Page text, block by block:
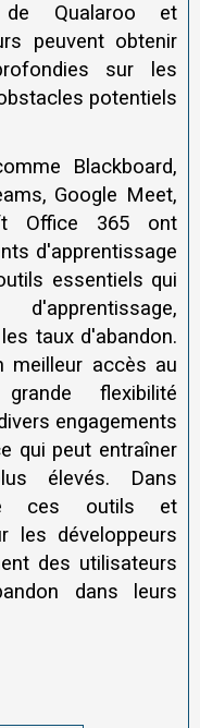
Qualaroo et
peuvent obtenir
sur les
potentiels
Blackboard,
Google Meet,
Office 365 ont
d'apprentissage
essentiels qui
taux d'abandon.
meilleur accès au
flexibilité
engagements
qui peut entraîner
élevés. Dans
ces outils et
les développeurs
des utilisateurs
dans leurs